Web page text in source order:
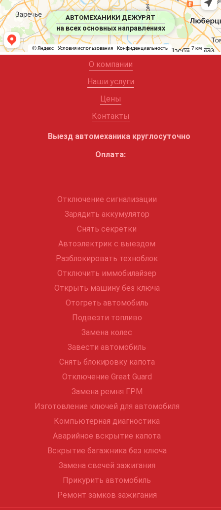
АВТОМЕХАНИКИ ДЕЖУРЯТ
на всех основных направлениях
О компании
Наши услуги
Цены
Контакты
Выезд автомеханика круглосуточно
Оплата:
Отключение сигнализации
Зарядить аккумулятор
Снять секретки
Автоэлектрик с выездом
Разблокировать техноблок
Отключить иммобилайзер
Открыть машину без ключа
Отогреть автомобиль
Подвезти топливо
Замена колес
Завести автомобиль
Снять блокировку капота
Отключение Great Guard
Замена ремня ГРМ
Изготовление ключей для автомобиля
Компьютерная диагностика
Аварийное вскрытие капота
Вскрытие багажника без ключа
Замена свечей зажигания
Прикурить автомобиль
Ремонт замков зажигания